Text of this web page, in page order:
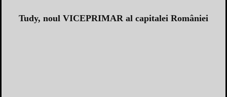
Tudy, noul VICEPRIMAR al capitalei României